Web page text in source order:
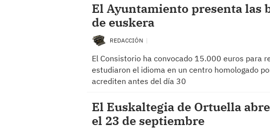
El Ayuntamiento presenta las
de euskera
REDACCIÓN
El Consistorio ha convocado 15.000 euros para
estudiaron el idioma en un centro homologado
acrediten antes del día 30
El Euskaltegia de Ortuella
el 23 de septiembre